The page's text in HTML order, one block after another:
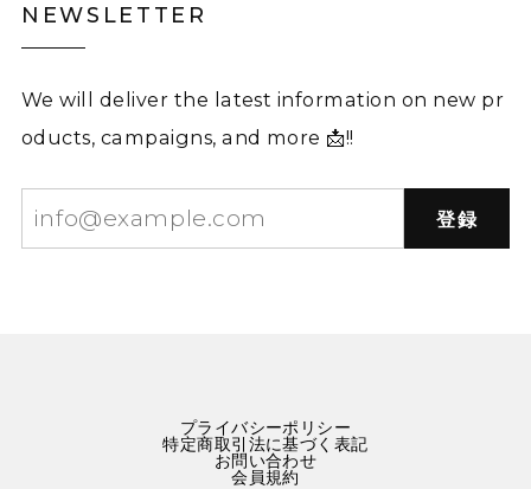
NEWSLETTER
We will deliver the latest information on new pr
oducts, campaigns, and more 📩!!
登録
プライバシーポリシー
特定商取引法に基づく表記
お問い合わせ
会員規約